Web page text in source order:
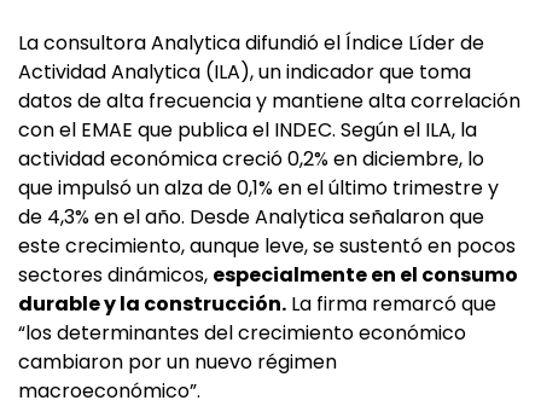
La consultora Analytica difundió el Índice Líder de
Actividad Analytica (ILA), un indicador que toma
datos de alta frecuencia y mantiene alta correlación
con el EMAE que publica el INDEC. Según el ILA, la
actividad económica creció 0,2% en diciembre, lo
que impulsó un alza de 0,1% en el último trimestre y
de 4,3% en el año. Desde Analytica señalaron que
este crecimiento, aunque leve, se sustentó en pocos
sectores dinámicos, especialmente en el consumo
durable y la construcción. La firma remarcó que
“los determinantes del crecimiento económico
cambiaron por un nuevo régimen
macroeconómico”.